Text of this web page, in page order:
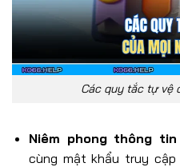
Các quy tắc tự vệ
Niêm phong thông tin
cùng mật khẩu truy